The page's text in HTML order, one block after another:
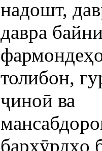
надошт,
давра
толибон,
ҷиноӣ ва
бархӯрдҳо